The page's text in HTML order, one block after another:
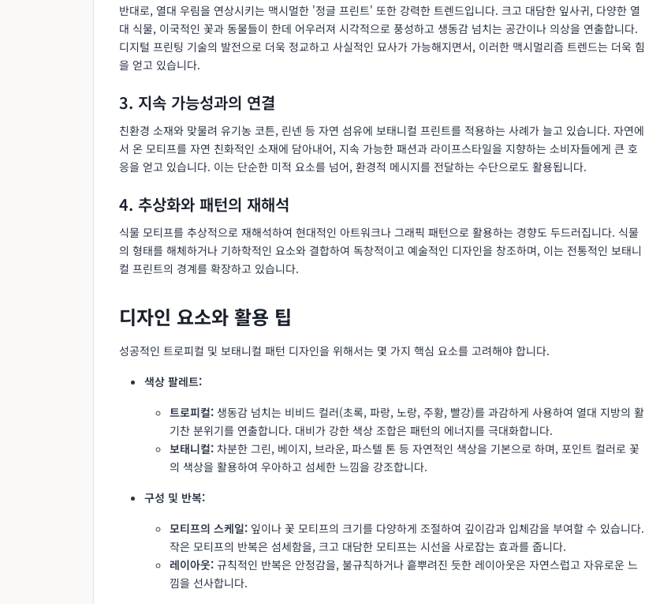
반대로, 열대 우림을 연상시키는 맥시멀한 '정글 프린트' 또한 강력한 트렌드입니다. 크고 대담한 잎사귀, 다양한 열
대 식물, 이국적인 꽃과 동물들이 한데 어우러져 시각적으로 풍성하고 생동감 넘치는 공간이나 의상을 연출합니다.
디지털 프린팅 기술의 발전으로 더욱 정교하고 사실적인 묘사가 가능해지면서, 이러한 맥시멀리즘 트렌드는 더욱 힘
을 얻고 있습니다.
3. 지속 가능성과의 연결
친환경 소재와 맞물려 유기농 코튼, 린넨 등 자연 섬유에 보태니컬 프린트를 적용하는 사례가 늘고 있습니다. 자연에
서 온 모티프를 자연 친화적인 소재에 담아내어, 지속 가능한 패션과 라이프스타일을 지향하는 소비자들에게 큰 호
응을 얻고 있습니다. 이는 단순한 미적 요소를 넘어, 환경적 메시지를 전달하는 수단으로도 활용됩니다.
4. 추상화와 패턴의 재해석
식물 모티프를 추상적으로 재해석하여 현대적인 아트워크나 그래픽 패턴으로 활용하는 경향도 두드러집니다. 식물
의 형태를 해체하거나 기하학적인 요소와 결합하여 독창적이고 예술적인 디자인을 창조하며, 이는 전통적인 보태니
컬 프린트의 경계를 확장하고 있습니다.
디자인 요소와 활용 팁
성공적인 트로피컬 및 보태니컬 패턴 디자인을 위해서는 몇 가지 핵심 요소를 고려해야 합니다.
색상 팔레트:
트로피컬: 생동감 넘치는 비비드 컬러(초록, 파랑, 노랑, 주황, 빨강)를 과감하게 사용하여 열대 지방의 활
기찬 분위기를 연출합니다. 대비가 강한 색상 조합은 패턴의 에너지를 극대화합니다.
보태니컬: 차분한 그린, 베이지, 브라운, 파스텔 톤 등 자연적인 색상을 기본으로 하며, 포인트 컬러로 꽃
의 색상을 활용하여 우아하고 섬세한 느낌을 강조합니다.
구성 및 반복:
모티프의 스케일: 잎이나 꽃 모티프의 크기를 다양하게 조절하여 깊이감과 입체감을 부여할 수 있습니다.
작은 모티프의 반복은 섬세함을, 크고 대담한 모티프는 시선을 사로잡는 효과를 줍니다.
레이아웃: 규칙적인 반복은 안정감을, 불규칙하거나 흩뿌려진 듯한 레이아웃은 자연스럽고 자유로운 느
낌을 선사합니다.